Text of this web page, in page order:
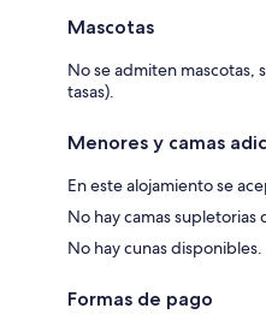
Mascotas
No se admiten mascotas,
tasas).
Menores y camas
En este alojamiento se
No hay camas supletorias
No hay cunas disponibles.
Formas de pago